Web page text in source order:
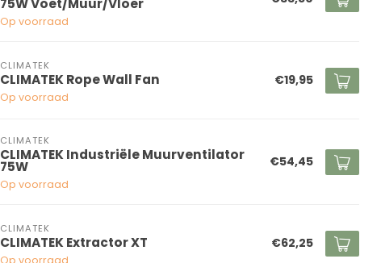
75W Voet/Muur/Vloer
Op voorraad
CLIMATEK
CLIMATEK Rope Wall Fan
Op voorraad
€19,95
CLIMATEK
CLIMATEK Industriële Muurventilator
75W
Op voorraad
€54,45
CLIMATEK
CLIMATEK Extractor XT
Op voorraad
€62,25